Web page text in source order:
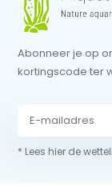
Abonneer je op
kortingscode ter
* Lees hier de